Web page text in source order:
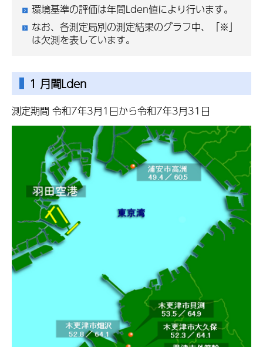
環境基準の評価は年間Lden値により行います。
なお、各測定局別の測定結果のグラフ中、「※」
は欠測を表しています。
1 月間Lden
測定期間 令和7年3月1日から令和7年3月31日